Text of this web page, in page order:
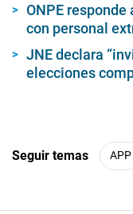
ONPE
con personal
JNE declara
elecciones
Seguir temas APP